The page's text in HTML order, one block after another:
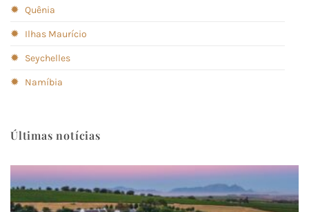
✹ Quênia
✹ Ilhas Maurício
✹ Seychelles
✹ Namíbia
Últimas notícias